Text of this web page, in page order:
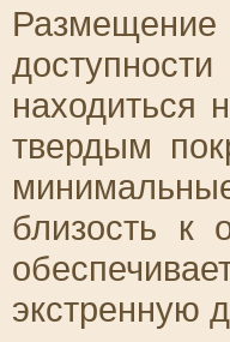
Размещение
находиться
твердым
близость к
экстренную